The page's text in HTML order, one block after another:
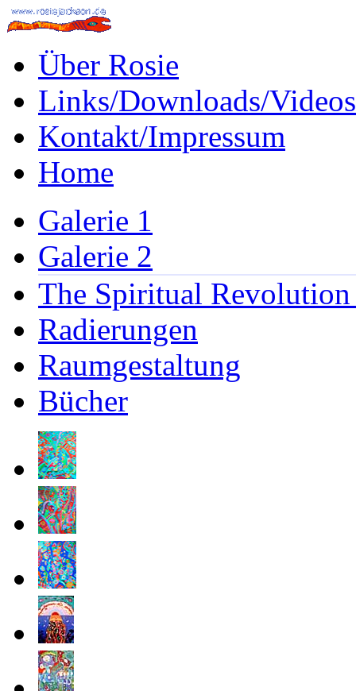
Über Rosie
Links/Downloads/Videos
Kontakt/Impressum
Home
Galerie 1
Galerie 2
The Spiritual
Radierungen
Raumgestaltung
Bücher